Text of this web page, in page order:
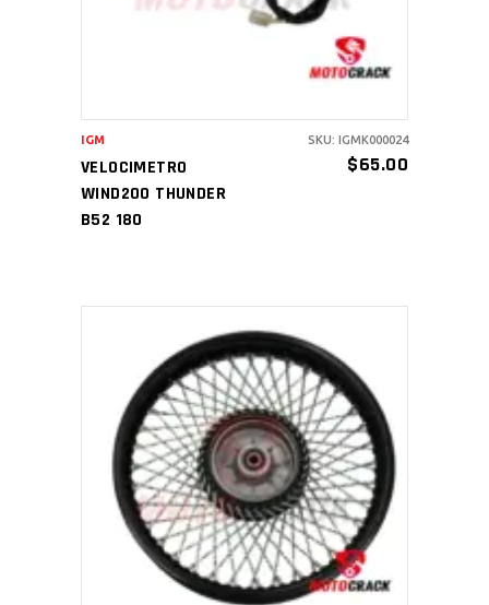
VELOCIMETRO
WIND200 THUNDER
B52 180
$65.00
IGM SKU: IGMK000024
AÑADIR AL CARRITO